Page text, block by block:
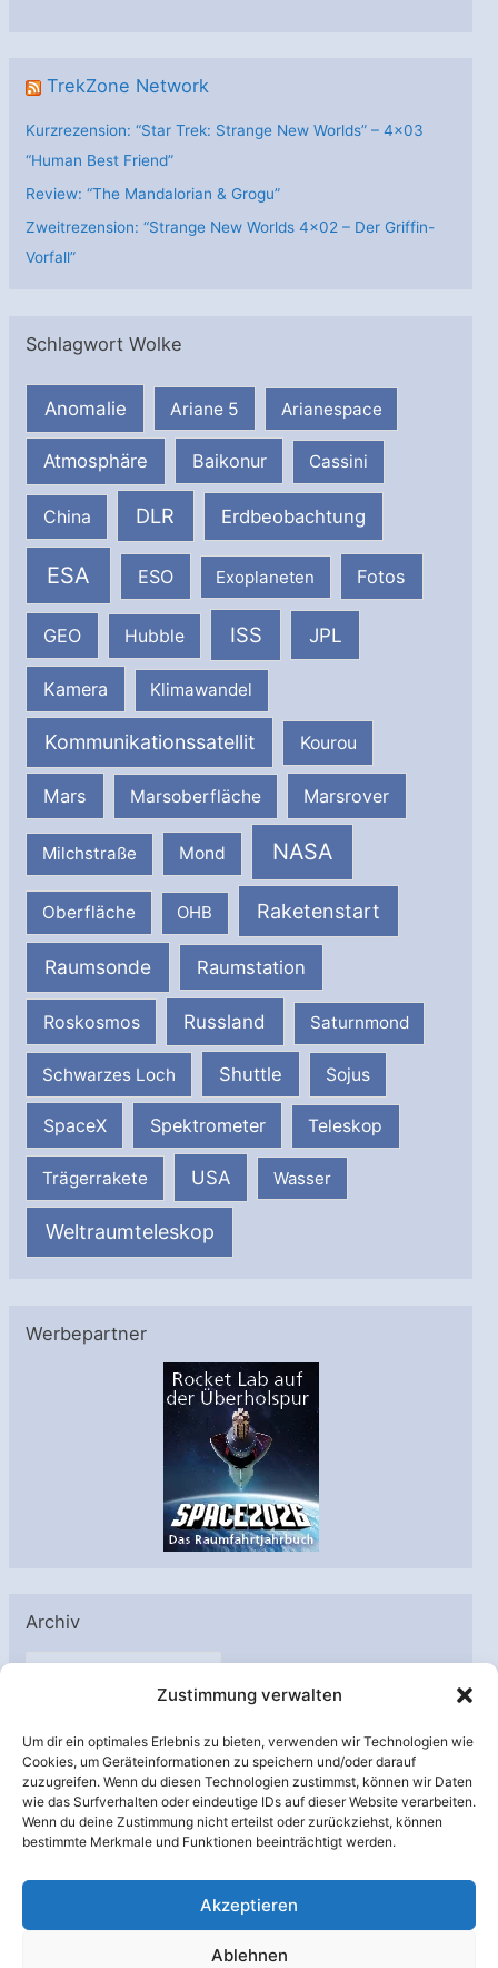
Zustimmung verwalten
Um dir ein optimales Erlebnis zu bieten, verwenden wir Technologien wie
Cookies, um Geräteinformationen zu speichern und/oder darauf
zuzugreifen. Wenn du diesen Technologien zustimmst, können wir Daten
wie das Surfverhalten oder eindeutige IDs auf dieser Website verarbeiten.
Wenn du deine Zustimmung nicht erteilst oder zurückziehst, können
bestimmte Merkmale und Funktionen beeinträchtigt werden.
Akzeptieren
Ablehnen
TrekZone Network
Kurzrezension: “Star Trek: Strange New Worlds” – 4×03
“Human Best Friend”
Review: “The Mandalorian & Grogu”
Zweitrezension: “Strange New Worlds 4×02 – Der Griffin-
Vorfall”
Schlagwort Wolke
Anomalie Ariane 5 Arianespace
Atmosphäre Baikonur Cassini
China DLR Erdbeobachtung
ESA ESO Exoplaneten Fotos
GEO Hubble ISS JPL
Kamera Klimawandel
Kommunikationssatellit Kourou
Mars Marsoberfläche Marsrover
Milchstraße Mond NASA
Oberfläche OHB Raketenstart
Raumsonde Raumstation
Roskosmos Russland Saturnmond
Schwarzes Loch Shuttle Sojus
SpaceX Spektrometer Teleskop
Trägerrakete USA Wasser
Weltraumteleskop
Werbepartner
Archiv
A
h
i
v
Unterstützt von: